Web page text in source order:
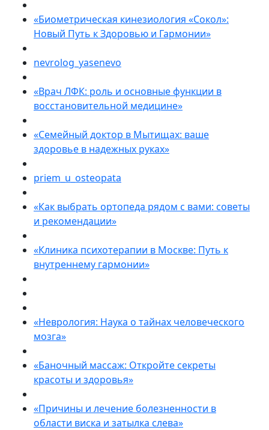
«Биометрическая кинезиология «Сокол»:
Новый Путь к Здоровью и Гармонии»
nevrolog_yasenevo
«Врач ЛФК: роль и основные функции в
восстановительной медицине»
«Семейный доктор в Мытищах: ваше
здоровье в надежных руках»
priem_u_osteopata
«Как выбрать ортопеда рядом с вами: советы
и рекомендации»
«Клиника психотерапии в Москве: Путь к
внутреннему гармонии»
«Неврология: Наука о тайнах человеческого
мозга»
«Баночный массаж: Откройте секреты
красоты и здоровья»
«Причины и лечение болезненности в
области виска и затылка слева»